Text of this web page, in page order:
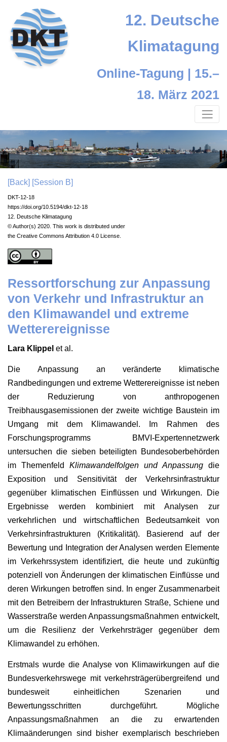
12. Deutsche
Klimatagung
Online-Tagung | 15.–
18. März 2021
[Back] [Session B]
DKT-12-18
https://doi.org/10.5194/dkt-12-18
12. Deutsche Klimatagung
© Author(s) 2020. This work is distributed under
the Creative Commons Attribution 4.0 License.
Ressortforschung zur Anpassung
von Verkehr und Infrastruktur an
den Klimawandel und extreme
Wetterereignisse
Lara Klippel et al.
Die Anpassung an veränderte klimatische
Randbedingungen und extreme Wetterereignisse ist neben
der Reduzierung von anthropogenen
Treibhausgasemissionen der zweite wichtige Baustein im
Umgang mit dem Klimawandel. Im Rahmen des
Forschungsprogramms BMVI-Expertennetzwerk
untersuchen die sieben beteiligten Bundesoberbehörden
im Themenfeld Klimawandelfolgen und Anpassung die
Exposition und Sensitivität der Verkehrsinfrastruktur
gegenüber klimatischen Einflüssen und Wirkungen. Die
Ergebnisse werden kombiniert mit Analysen zur
verkehrlichen und wirtschaftlichen Bedeutsamkeit von
Verkehrsinfrastrukturen (Kritikalität). Basierend auf der
Bewertung und Integration der Analysen werden Elemente
im Verkehrssystem identifiziert, die heute und zukünftig
potenziell von Änderungen der klimatischen Einflüsse und
deren Wirkungen betroffen sind. In enger Zusammenarbeit
mit den Betreibern der Infrastrukturen Straße, Schiene und
Wasserstraße werden Anpassungsmaßnahmen entwickelt,
um die Resilienz der Verkehrsträger gegenüber dem
Klimawandel zu erhöhen.
Erstmals wurde die Analyse von Klimawirkungen auf die
Bundesverkehrswege mit verkehrsträgerübergreifend und
bundesweit einheitlichen Szenarien und
Bewertungsschritten durchgeführt. Mögliche
Anpassungsmaßnahmen an die zu erwartenden
Klimaänderungen sind bisher exemplarisch beschrieben